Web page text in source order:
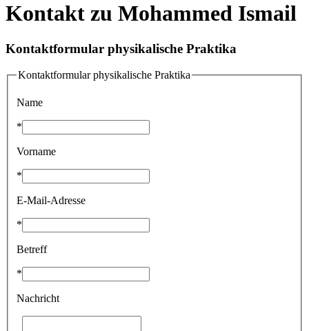
Kontakt zu Mohammed Ismail
Kontaktformular physikalische Praktika
Kontaktformular physikalische Praktika
Name
*
Vorname
*
E-Mail-Adresse
*
Betreff
*
Nachricht